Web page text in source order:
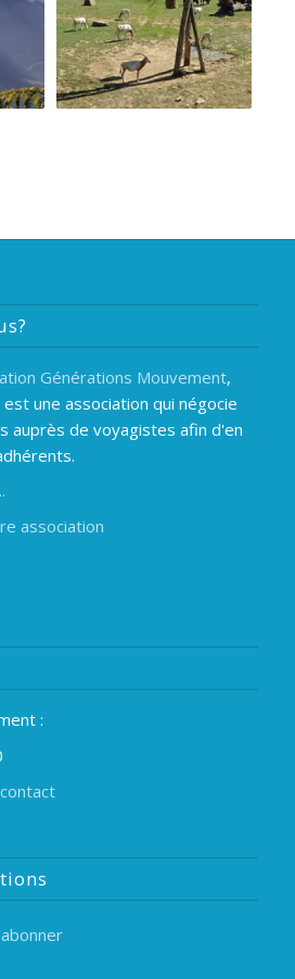
Générations Mouvement,
une association qui négocie
auprès de voyagistes afin d'en
association
: